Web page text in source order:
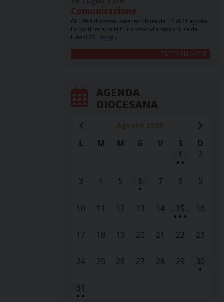
Comunicazione
Gli uffici diocesani saranno chiusi dal 10 al 21 agosto.
La portineria della Curia vescovile sarà chiusa da
lunedì 27… leggi »
TUTTI GLI AVVISI
AGENDA
DIOCESANA
L
M M G V S
D
1
• •
2
3 4 5 6
•
7 8 9
10 11 12 13 14 15
• • •
16
17 18 19 20 21 22 23
24 25 26 27 28 29 30
•
31
• •